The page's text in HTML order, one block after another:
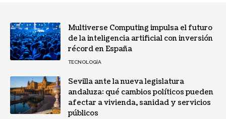
Multiverse Computing impulsa el futuro
de la inteligencia artificial con inversión
récord en España
TECNOLOGÍA
Sevilla ante la nueva legislatura
andaluza: qué cambios políticos pueden
afectar a vivienda, sanidad y servicios
públicos